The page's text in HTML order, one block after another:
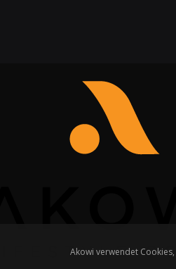
Akowi verwendet